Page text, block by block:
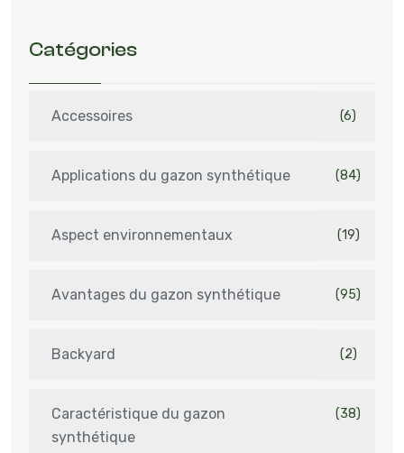
Catégories
Accessoires (6)
Applications du gazon synthétique (84)
Aspect environnementaux (19)
Avantages du gazon synthétique (95)
Backyard (2)
Caractéristique du gazon
synthétique
(38)